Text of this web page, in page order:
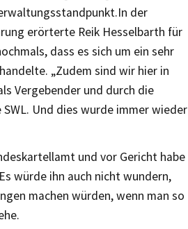
der
erörterte Reik Hesselbarth für
dass es sich um ein sehr
„Zudem sind wir hier in
Vergebender und durch die
Und dies wurde immer wieder
und vor Gericht habe
würde ihn auch nicht wundern,
machen würden, wenn man so